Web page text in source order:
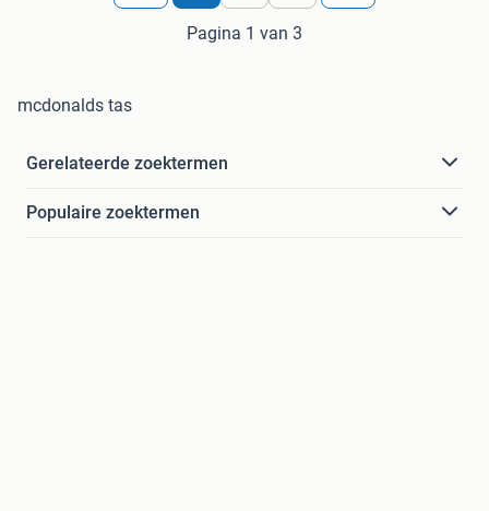
Pagina 1 van 3
mcdonalds tas
Gerelateerde zoektermen
Populaire zoektermen